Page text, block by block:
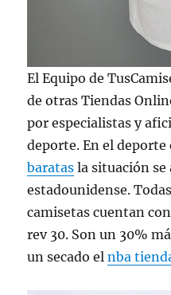
El Equipo de
de otras Tiendas
por especialistas y
deporte. En el
baratas la situación se
estadounidense.
camisetas cuentan
rev 30. Son un 30%
un secado elnba